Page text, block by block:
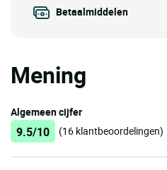
Betaalmiddelen
Mening
Algemeen cijfer
9.5/10 (16 klantbeoordelingen)